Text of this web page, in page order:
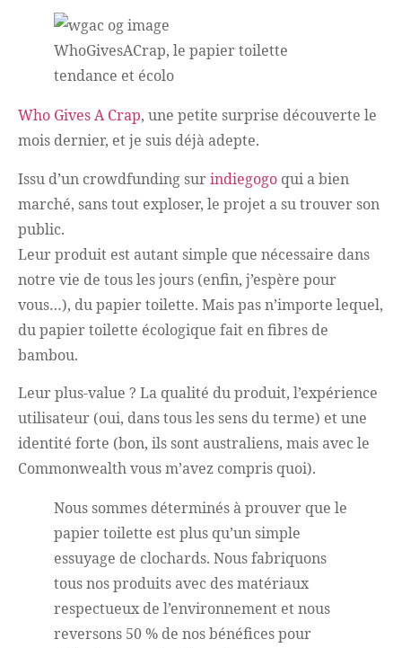
WhoGivesACrap, le papier toilette
tendance et écolo
Who Gives A Crap, une petite surprise découverte le
mois dernier, et je suis déjà adepte.
Issu d’un crowdfunding surindiegogo qui a bien
marché, sans tout exploser, le projet a su trouver son
public.
Leur produit est autant simple que nécessaire dans
notre vie de tous les jours (enfin, j’espère pour
vous…), du papier toilette. Mais pas n’importe lequel,
du papier toilette écologique fait en fibres de
bambou.
Leur plus-value ? La qualité du produit, l’expérience
utilisateur (oui, dans tous les sens du terme) et une
identité forte (bon, ils sont australiens, mais avec le
Commonwealth vous m’avez compris quoi).
Nous sommes déterminés à prouver que le
papier toilette est plus qu’un simple
essuyage de clochards. Nous fabriquons
tous nos produits avec des matériaux
respectueux de l’environnement et nous
reversons 50 % de nos bénéfices pour